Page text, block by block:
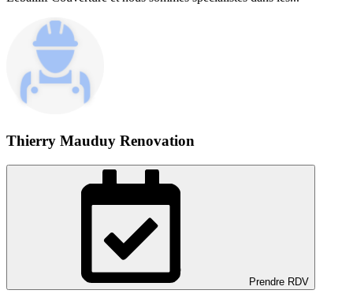
Thierry Mauduy Renovation
Prendre RDV